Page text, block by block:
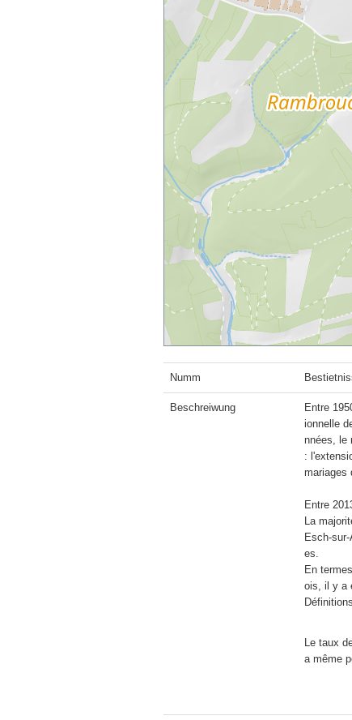
Numm
Beschreiwung
Entre
ionnelle
nnées, le
:
mariages
Entre
La
Esch-
es.
En
Le taux
a même